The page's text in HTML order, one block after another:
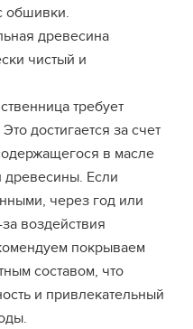
обшивки.
древесина
чистый и
требует
достигается за счет
в масле
древесины. Если
через год или
воздействия
покрываем
составом, что
и привлекательный